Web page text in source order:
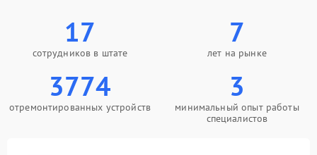
17
сотрудников в штате
7
лет на рынке
3774
отремонтированных устройств
3
минимальный опыт работы
специалистов